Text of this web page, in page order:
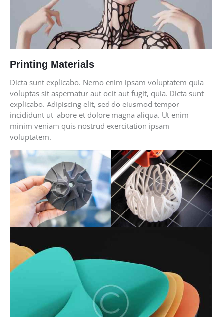
Printing Materials
Dicta sunt explicabo. Nemo enim ipsam voluptatem quia
voluptas sit aspernatur aut odit aut fugit, quia. Dicta sunt
explicabo. Adipiscing elit, sed do eiusmod tempor
incididunt ut labore et dolore magna aliqua. Ut enim
minim veniam quis nostrud exercitation ipsam
voluptatem.